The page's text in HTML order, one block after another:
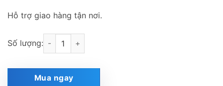
Hỗ trợ giao hàng tận nơi.
Số lượng: Màng chống dột Kukdong Hàn Quốc | Giải pháp
Mua ngay